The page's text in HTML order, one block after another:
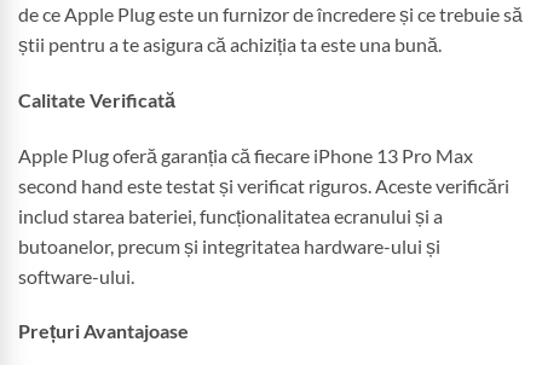
de ce Apple Plug este un furnizor de încredere și ce trebuie să
știi pentru a te asigura că achiziția ta este una bună.
Calitate Verificată
Apple Plug oferă garanția că fiecare iPhone 13 Pro Max
second hand este testat și verificat riguros. Aceste verificări
includ starea bateriei, funcționalitatea ecranului și a
butoanelor, precum și integritatea hardware-ului și
software-ului.
Prețuri Avantajoase